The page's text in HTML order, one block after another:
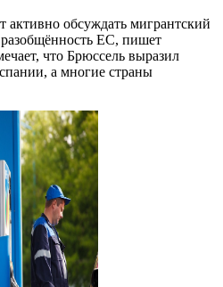
обсуждать мигрантский
ЕС, пишет
что Брюссель выразил
а многие страны